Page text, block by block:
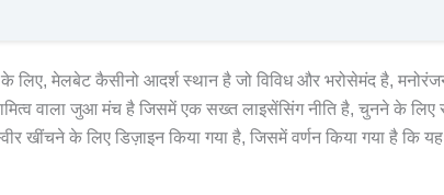
लिए, मेलबेट कैसीनो आदर्श स्थान है जो विविध और भरोसेमंद है,
वाला जुआ मंच है जिसमें एक सख्त लाइसेंसिंग नीति है, चुनने के
खींचने के लिए डिज़ाइन किया गया है, जिसमें वर्णन किया गया है कि यह